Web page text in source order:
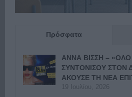
Πρόσφατα
ΑΝΝΑ ΒΙΣΣΗ –
ΣΥΝΤΟΝΙΣΟΥ ΣΤΟΝ
ΑΚΟΥΣΕ ΤΗ ΝΕΑ
19 Ιουλίου, 2026